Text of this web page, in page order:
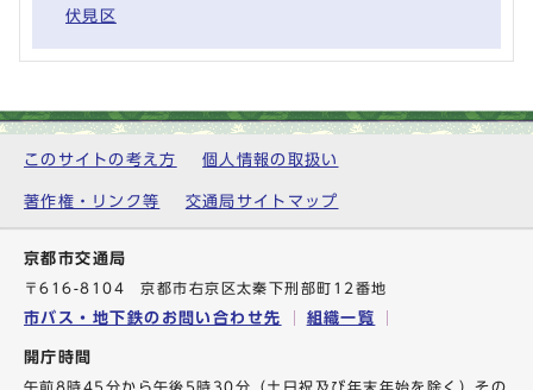
伏見区
このサイトの考え方 個人情報の取扱い
著作権・リンク等 交通局サイトマップ
京都市交通局
〒616-8104 京都市右京区太秦下刑部町12番地
市バス・地下鉄のお問い合わせ先 組織一覧
開庁時間
午前8時45分から午後5時30分（土日祝及び年末年始を除く）その